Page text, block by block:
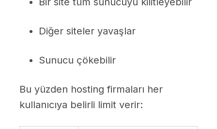
Diğer siteler yavaşlar
Sunucu çökebilir
Bu yüzden hosting firmaları her
kullanıcıya belirli limit verir: